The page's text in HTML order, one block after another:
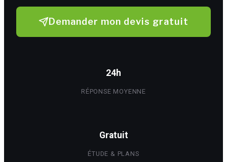
Demander mon devis gratuit
24h
RÉPONSE MOYENNE
Gratuit
ÉTUDE & PLANS